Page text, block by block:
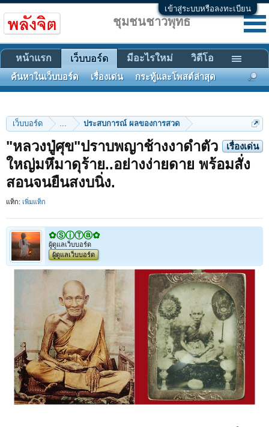
เข้าสู่ระบบหรือลงทะเบียน
เว็บบอร์ด ... ประสบการณ์ ผลของการสวด
เรื่องเด่น
"หลวงปู่ศุข"ปราบพญาช้างงาดำตัว
ใหญ่มหึมาดุร้าย..อย่างง่ายดาย พร้อมสั่ง
สอนจนยืนสงบนิ่ง.
แท็ก: เพิ่มแท็ก
✿ⓈⓘⓉⓐ✿
ผู้ดูแลเว็บบอร์ด
ผู้ดูแลเว็บบอร์ด
ชุมชนชาวพุทธ
หน้าแรก เว็บบอร์ด
ค้นหาในเว็บบอร์ด เรื่องเด่น กระทู้และโพสต์ล่าสุด
มีอะไรใหม่ วิดีโอ